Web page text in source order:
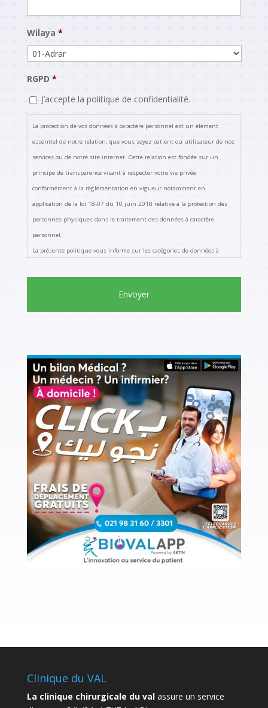
:MM
slash
JJ
slash
AAAA
Wilaya *
RGPD *
J’accepte la politique de confidentialité.
La protection de vos données à caractère personnel est un élément
essentiel de notre relation, que vous soyez patient ou utilisateur de nos
services ou de notre site internet. Cette relation est fondée sur un
principe de transparence visant à respecter votre vie privée
conformément à la règlementation en vigueur notamment en
application de la loi 18-07 du 10 juin 2018 relative à la protection des
personnes physiques dans le traitement des données à caractère
personnel.
La présente politique vous informe sur les catégories de données à
que sur les droits dont vous disposez.
La présente politique décrit la façon dont nous recueillons et utilisons
Le groupe Clinique Du Val peut recueillir directement auprès de vous
des données à caractère personnel. Conformément au principe de
minimisation, nous ne collectons que les données nécessaires au regard
des finalités pour lesquelles elles sont traitées.
Les différentes catégories de données collectées lors de votre inscription
en tant que patient ou :
• Données d’identification (notamment nom, prénom, date de naissance)
;
• Données de contact (notamment adresse postale ou électronique,
numéro de téléphone) ;
• Données de Santé ;
• Données administratives ;
• Données d’utilisation de notre site internet ;
• Données de connexion (notamment le suivi des connexions au serveur
pertinente des résultats d’examens de biologie médicale. Ces données
peuvent servir également à des fins de promotion commerciale
Clinique du VAL
La clinique chirurgicale du valassure un service